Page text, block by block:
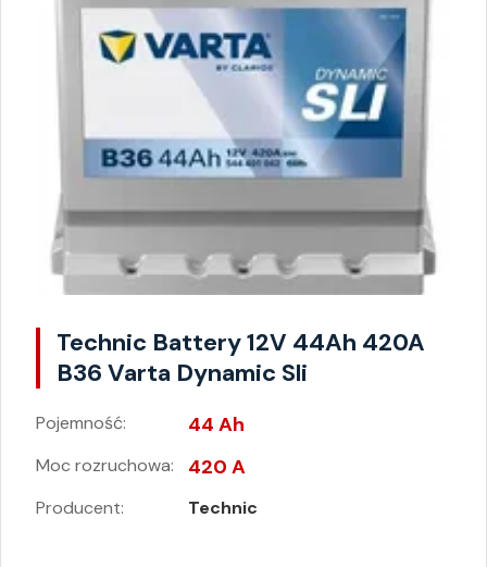
Technic Battery 12V 44Ah 420A
B36 Varta Dynamic Sli
Pojemność: 44 Ah
Moc rozruchowa: 420 A
Producent: Technic